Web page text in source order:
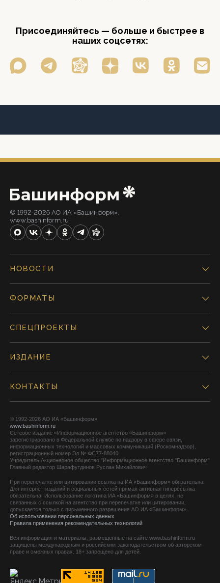
Присоединяйтесь — больше и быстрее в
наших соцсетях:
© 1992-2026 АО ИА «Башинформ».
www.bashinform.ru
НОВОСТИ
ФОРМАТЫ
СПЕЦПРОЕКТЫ
ИЗДАНИЕ
КОНТАКТЫ
© 1992-2026 АО ИА «Башинформ».
www.bashinform.ru
Сетевое издание «Информационное агентство «Башинформ»
зарегистрировано в Федеральной службе по надзору в сфере связи,
информационных технологий и массовых коммуникаций (Роскомнадзор),
регистрационный номер Эл № ФС77-88040
Учредитель Акционерное общество "Информационное агентство "Башинформ"
Главный редактор Шарафутдинов Руслан Михайлович
При перепечатке или цитировании ссылка на ИА «Башинформ» обязательна.
Для интернет-изданий и социальных сетей прямая активная гиперссылка
обязательна. Использование логотипа ИА «Башинформ» в целях, не
связанных с ссылкой на агентство при перепечатке или цитировании,
допускается только с письменного разрешения АО ИА «Башинформ».
Об использовании персональных данных
Правила применения рекомендательных технологий
Вся информация и материалы, размещенные на сайте www.bashinform.ru
защищены международным и российским законодательством об авторском
праве и смежных правах. 18+ запрещено для детей.